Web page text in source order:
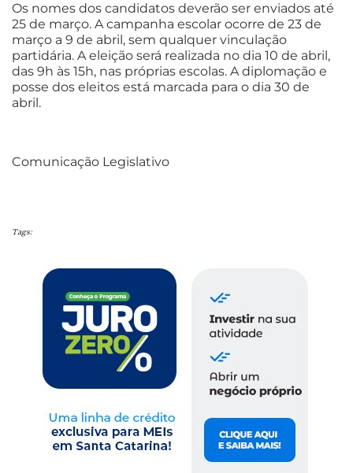
Os nomes dos candidatos deverão ser enviados até
25 de março. A campanha escolar ocorre de 23 de
março a 9 de abril, sem qualquer vinculação
partidária. A eleição será realizada no dia 10 de abril,
das 9h às 15h, nas próprias escolas. A diplomação e
posse dos eleitos está marcada para o dia 30 de
abril.
Comunicação Legislativo
Tags: